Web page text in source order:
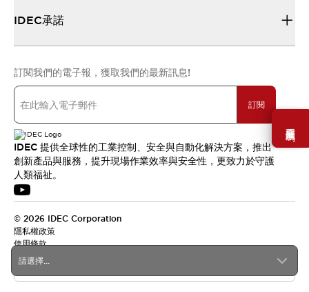
需要幫助嗎？
請選擇...
IDEC承諾
訂閱我們的電子報，獲取我們的最新訊息!
訂閱
IDEC 提供全球性的工業控制、安全與自動化解決方案，推出
創新產品與服務，提升現場作業效率與安全性，更致力於守護
人類福祉。
© 2026 IDEC Corporation
隱私權政策
使用條款
台灣